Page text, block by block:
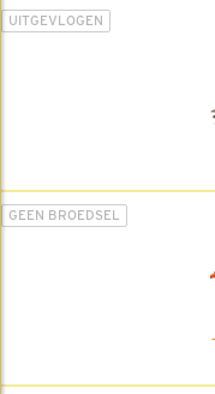
UITGEVLOGEN
GEEN BROEDSEL